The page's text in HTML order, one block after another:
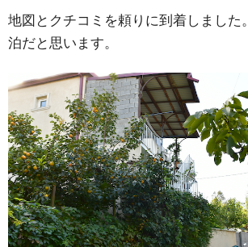
地図とクチコミを頼りに到着しました
泊だと思います。